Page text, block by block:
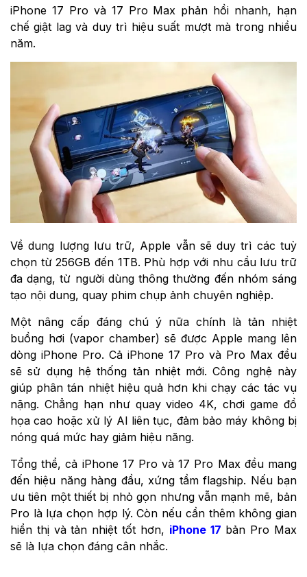
iPhone 17 Pro và 17 Pro Max phản hồi nhanh, hạn
chế giật lag và duy trì hiệu suất mượt mà trong nhiều
năm.
Về dung lượng lưu trữ, Apple vẫn sẽ duy trì các tuỳ
chọn từ 256GB đến 1TB. Phù hợp với nhu cầu lưu trữ
đa dạng, từ người dùng thông thường đến nhóm sáng
tạo nội dung, quay phim chụp ảnh chuyên nghiệp.
Một nâng cấp đáng chú ý nữa chính là tản nhiệt
buồng hơi (vapor chamber) sẽ được Apple mang lên
dòng iPhone Pro. Cả iPhone 17 Pro và Pro Max đều
sẽ sử dụng hệ thống tản nhiệt mới. Công nghệ này
giúp phân tán nhiệt hiệu quả hơn khi chạy các tác vụ
nặng. Chẳng hạn như quay video 4K, chơi game đồ
họa cao hoặc xử lý AI liên tục, đảm bảo máy không bị
nóng quá mức hay giảm hiệu năng.
Tổng thể, cả iPhone 17 Pro và 17 Pro Max đều mang
đến hiệu năng hàng đầu, xứng tầm flagship. Nếu bạn
ưu tiên một thiết bị nhỏ gọn nhưng vẫn mạnh mẽ, bản
Pro là lựa chọn hợp lý. Còn nếu cần thêm không gian
hiển thị và tản nhiệt tốt hơn, iPhone 17 bản Pro Max
sẽ là lựa chọn đáng cân nhắc.